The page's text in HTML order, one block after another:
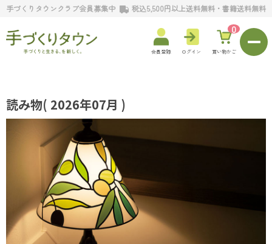
手づくりタウンクラブ会員募集中 税込5,500円以上送料無料・書籍送料無料
会員登録 ログイン 買い物かご
0
読み物( 2026年07月 )